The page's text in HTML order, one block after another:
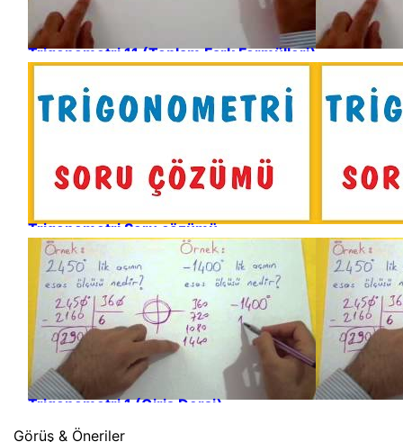
Trigonometri 11 (Toplam Fark Formülleri)
Trigonometri Soru çözümü
Trigonometri 1 (Giriş Dersi)
Görüş & Öneriler